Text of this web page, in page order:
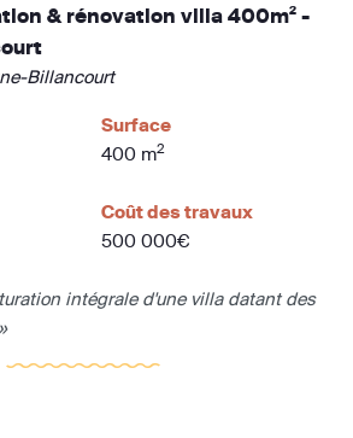
& rénovation villa 400m² -
Billancourt
Surface
400 m2
Coût des travaux
500 000€
intégrale d'une villa datant des